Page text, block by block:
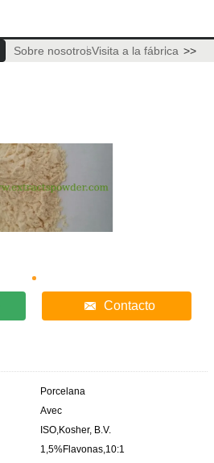
Sobre nosotrosVisita a la fábrica >>
Contacto
Porcelana
Avec
ISO,Kosher, B.V.
1,5%Flavonas,10:1